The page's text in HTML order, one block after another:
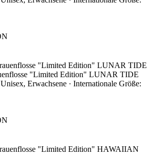
"Limited Edition" LUNAR TIDE
Erwachsene · Internationale Größe: